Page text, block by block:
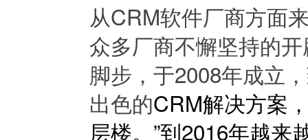
从CRM软件厂商方面
众多厂商不懈坚持的
脚步，于2008年成立
出色的CRM解决方案
层楼。”到2016年越